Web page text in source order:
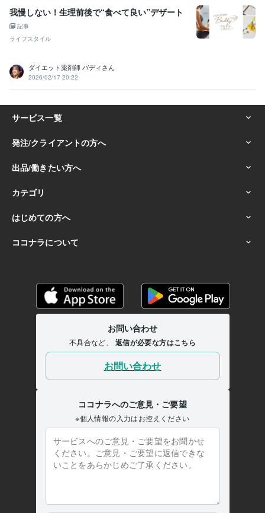
我慢しない！生理前後で“食べて良い”デザート
記事
ライフスタイル
ダイエット薬剤師 バディさん
2026/02/17 20:22